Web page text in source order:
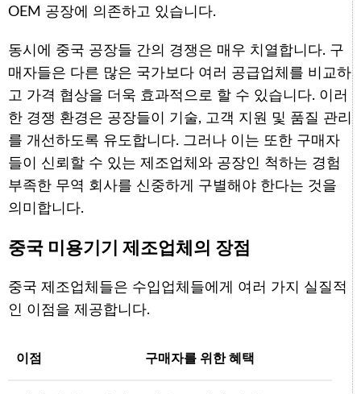
OEM 공장에 의존하고 있습니다.
동시에 중국 공장들 간의 경쟁은 매우 치열합니다. 구
매자들은 다른 많은 국가보다 여러 공급업체를 비교하
고 가격 협상을 더욱 효과적으로 할 수 있습니다. 이러
한 경쟁 환경은 공장들이 기술, 고객 지원 및 품질 관리
를 개선하도록 유도합니다. 그러나 이는 또한 구매자
들이 신뢰할 수 있는 제조업체와 공장인 척하는 경험
부족한 무역 회사를 신중하게 구별해야 한다는 것을
의미합니다.
중국 미용기기 제조업체의 장점
중국 제조업체들은 수입업체들에게 여러 가지 실질적
인 이점을 제공합니다.
이점 구매자를 위한 혜택